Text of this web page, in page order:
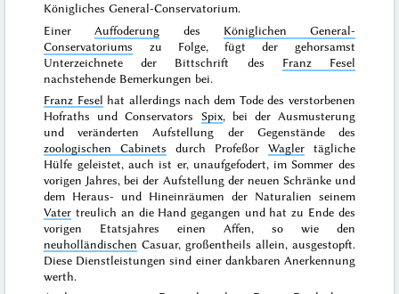
Königliches General-Conservatorium.
EinerAuffoderung des Königlichen General-
Conservatoriums zu Folge, fügt der gehorsamst
Unterzeichnete der Bittschrift des Franz Fesel
nachstehende Bemerkungen bei.
Franz Fesel hat allerdings nach dem Tode des verstorbenen
Hofraths und Conservators Spix, bei der Ausmusterung
und veränderten Aufstellung der Gegenstände des
zoologischen Cabinets durch Profeßor Waglertägliche
Hülfe geleistet, auch ist er, unaufgefodert, im Sommer des
vorigen Jahres, bei der Aufstellung der neuen Schränke und
dem Heraus- und Hineinräumen der Naturalien seinem
Vater treulich an die Hand gegangen und hat zu Ende des
vorigen Etatsjahres einen Affen, so wie den
neuholländischen Casuar, großentheils allein, ausgestopft.
Diese Dienstleistungen sind einer dankbaren Anerkennung
werth.